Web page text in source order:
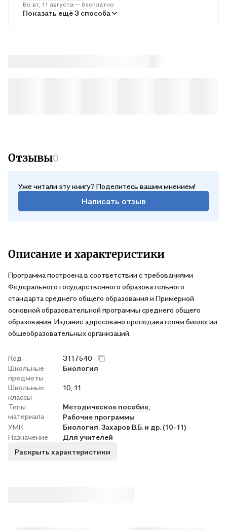
Во вт, 11 августа — бесплатно
В пунктах выдачи
Показать ещё 3 способа
Отзывы0
Уже читали эту книгу? Поделитесь вашим мнением!
Написать отзыв
Описание и характеристики
Программа построена в соответствии с требованиями
Федерального государственного образовательного
стандарта среднего общего образования и Примерной
основной образовательной программы среднего общего
образования. Издание адресовано преподавателям биологии
общеобразовательных организаций.
Код
3117540
Школьные
предметы
Биология
Школьные
классы
10, 11
Типы
материала
Методическое пособие,
Рабочие программы
УМК
Биология. Захаров В.Б. и др. (10-11)
Назначение
Для учителей
Раскрыть характеристики